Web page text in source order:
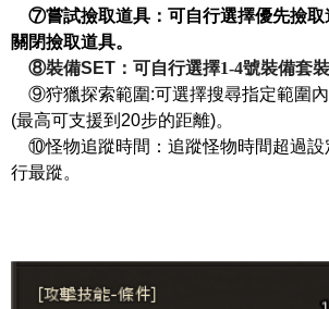
⑦嘗試撿取道具：可自行選擇優先撿取
關閉撿取道具。
⑧裝備SET ：可自行選擇1-4號裝備套裝
⑨狩獵探索範圍:可選擇搜尋指定範圍
(最高可支援到20步的距離)。
⑩怪物追蹤時間 ：追蹤怪物時間超過
行最蹤。